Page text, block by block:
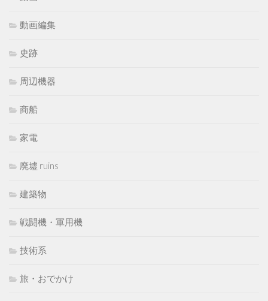
動画編集
史跡
周辺機器
商船
家電
廃墟 ruins
建築物
戦闘機・軍用機
技術系
旅・おでかけ